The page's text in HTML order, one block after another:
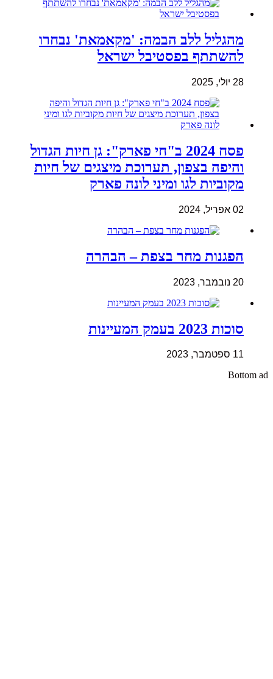
מהגליל ללב הבמה: 'מקאמאת' נבחרו
להשתתף בפסטיבל ישראל
28 יולי, 2025
פסח 2024 ב"חי פארק": גן חיות הגדול
והיפה בצפון, תערוכת מיצגים של חיות
מקוביות לגו ומיני לונה פארק
02 אפריל, 2024
הפגנות מחר בצפת – הבהרה
20 נובמבר, 2023
סוכות 2023 בעמק המעיינות
11 ספטמבר, 2023
Bottom ad